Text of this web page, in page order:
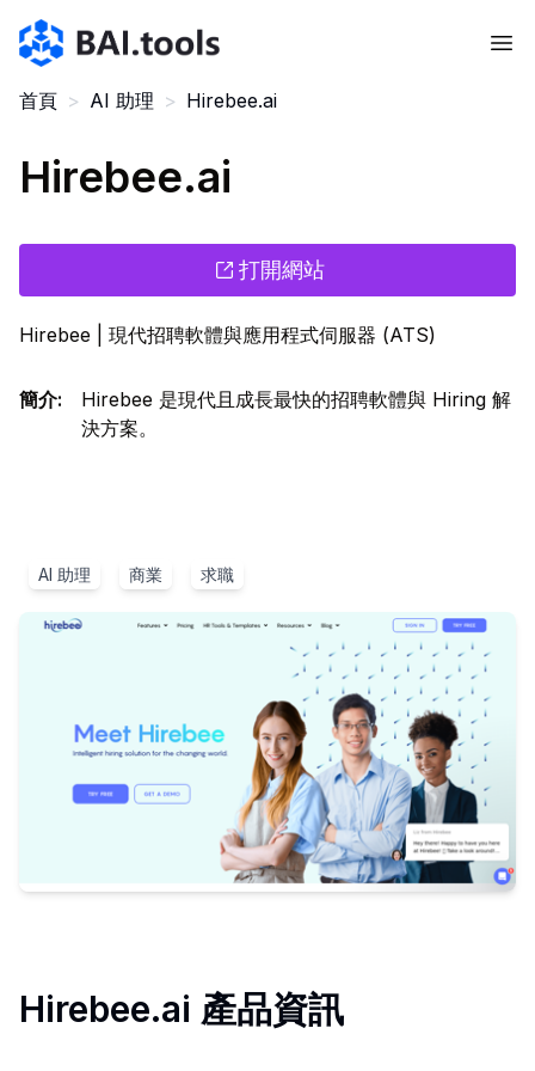
Bai.tools
首頁 > AI 助理 > Hirebee.ai
Hirebee.ai
打開網站
Hirebee | 現代招聘軟體與應用程式伺服器 (ATS)
簡介:
Hirebee 是現代且成長最快的招聘軟體與 Hiring 解
決方案。
AI 助理 商業 求職
Hirebee.ai 產品資訊